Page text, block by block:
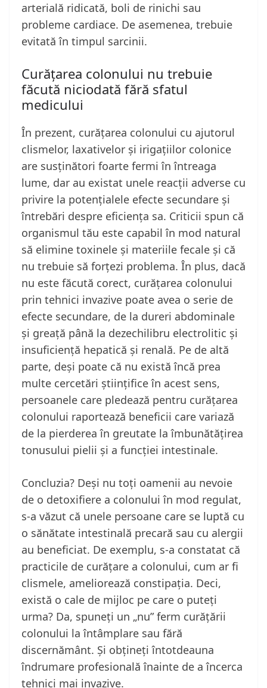
arterială ridicată, boli de rinichi sau
probleme cardiace. De asemenea, trebuie
evitată în timpul sarcinii.
Curățarea colonului nu trebuie
făcută niciodată fără sfatul
medicului
În prezent, curățarea colonului cu ajutorul
clismelor, laxativelor și irigațiilor colonice
are susținători foarte fermi în întreaga
lume, dar au existat unele reacții adverse cu
privire la potențialele efecte secundare și
întrebări despre eficiența sa. Criticii spun că
organismul tău este capabil în mod natural
să elimine toxinele și materiile fecale și că
nu trebuie să forțezi problema. În plus, dacă
nu este făcută corect, curățarea colonului
prin tehnici invazive poate avea o serie de
efecte secundare, de la dureri abdominale
și greață până la dezechilibru electrolitic și
insuficiență hepatică și renală. Pe de altă
parte, deși poate că nu există încă prea
multe cercetări științifice în acest sens,
persoanele care pledează pentru curățarea
colonului raportează beneficii care variază
de la pierderea în greutate la îmbunătățirea
tonusului pielii și a funcției intestinale.
Concluzia? Deși nu toți oamenii au nevoie
de o detoxifiere a colonului în mod regulat,
s-a văzut că unele persoane care se luptă cu
o sănătate intestinală precară sau cu alergii
au beneficiat. De exemplu, s-a constatat că
practicile de curățare a colonului, cum ar fi
clismele, ameliorează constipația. Deci,
există o cale de mijloc pe care o puteți
urma? Da, spuneți un „nu” ferm curățării
colonului la întâmplare sau fără
discernământ. Și obțineți întotdeauna
îndrumare profesională înainte de a încerca
tehnici mai invazive.